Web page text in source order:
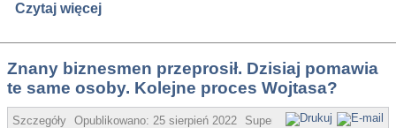
Czytaj więcej
Znany biznesmen przeprosił. Dzisiaj pomawia
te same osoby. Kolejne proces Wojtasa?
Szczegóły Opublikowano: 25 sierpień 2022 Super User